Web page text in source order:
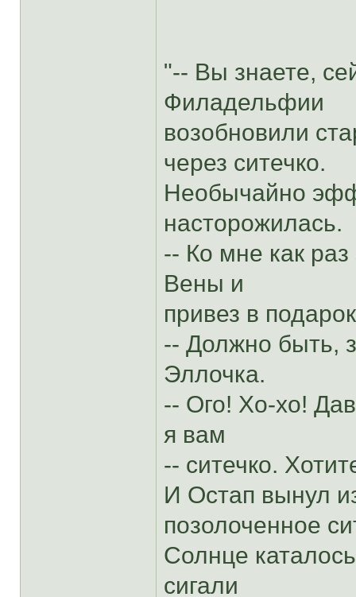
"-- Вы знаете,
Филадельфии
возобновили
через ситечко.
Необычайно
насторожилась.
-- Ко мне как
Вены и
привез в
-- Должно быть,
Эллочка.
-- Ого! Хо-хо!
я вам
-- ситечко.
И Остап вынул
позолоченное
Солнце
сигали